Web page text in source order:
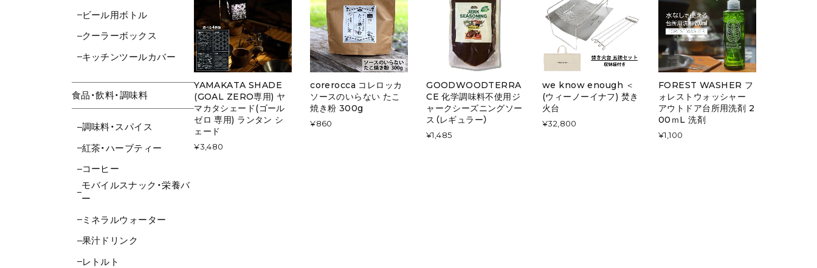
ビール用ボトル
クーラーボックス
キッチンツールカバー
食品・飲料・調味料
調味料・スパイス
紅茶・ハーブティー
コーヒー
モバイルスナック・栄養バ
ー
ミネラルウォーター
果汁ドリンク
レトルト
YAMAKATA SHADE
(GOAL ZERO専用) ヤ
マカタシェード(ゴール
ゼロ 専用) ランタン シ
ェード
¥3,480
corerocca コレロッカ
ソースのいらない たこ
焼き粉 300g
¥860
GOODWOODTERRA
CE 化学調味料不使用ジ
ャークシーズニングソー
ス（レギュラー）
¥1,485
we know enough ＜
(ウィーノーイナフ) 焚き
火台
¥32,800
FOREST WASHER フ
ォレストウォッシャー
アウトドア台所用洗剤 2
00ｍL 洗剤
¥1,100